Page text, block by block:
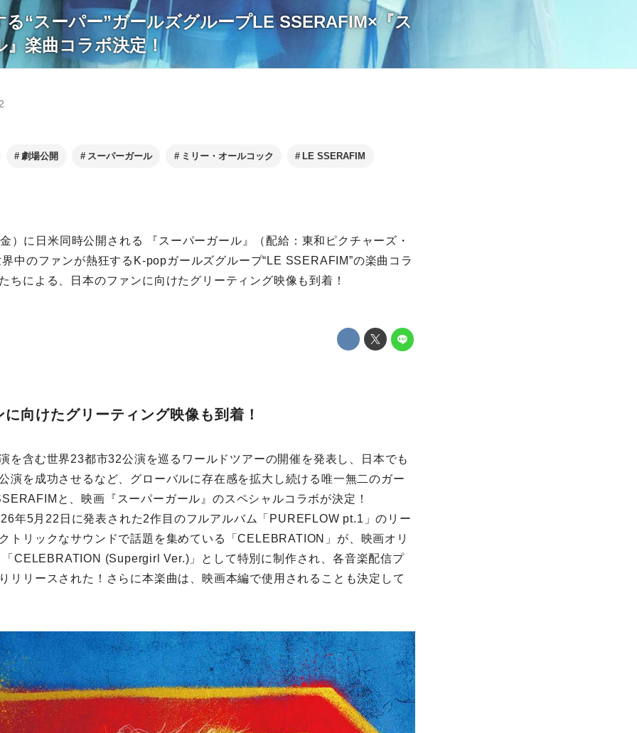
る“スーパー”ガールズグループLE SSERAFIM×『ス
』楽曲コラボ決定！
劇場公開 スーパーガール ミリー・オールコック LE SSERAFIM
）に日米同時公開される 『スーパーガール』（配給：東和ピクチャーズ・
中のファンが熱狂するK-popガールズグループ“LE SSERAFIM”の楽曲コラ
ちによる、日本のファンに向けたグリーティング映像も到着！
向けたグリーティング映像も到着！
を含む世界23都市32公演を巡るワールドツアーの開催を発表し、日本でも
演を成功させるなど、グローバルに存在感を拡大し続ける唯一無二のガー
と、映画『スーパーガール』のスペシャルコラボが決定！
年5月22日に発表された2作目のフルアルバム「PUREFLOW pt.1」のリー
トリックなサウンドで話題を集めている「CELEBRATION」が、映画オリ
CELEBRATION (Supergirl Ver.)」として特別に制作され、各音楽配信プ
リリースされた！さらに本楽曲は、映画本編で使用されることも決定して